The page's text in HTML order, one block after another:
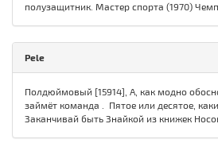
полузащитник. Мастер спорта (1970)
Pele
Полдюймовый [15914], А, как модно
займёт команда . Пятое или десятое,
Заканчивай быть Знайкой из книжек